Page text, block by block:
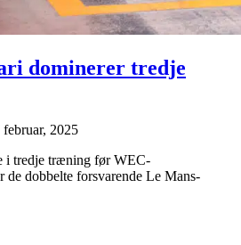
dominerer tredje
februar, 2025
i tredje træning før WEC-
de dobbelte forsvarende Le Mans-